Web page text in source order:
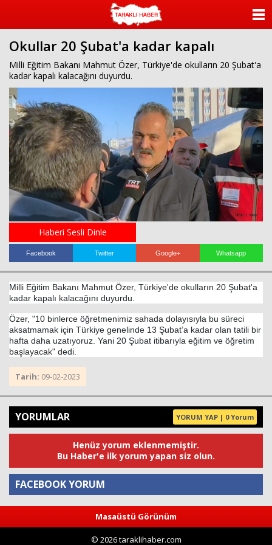
Okullar 20 Şubat'a kadar kapalı
Milli Eğitim Bakanı Mahmut Özer, Türkiye'de okulların 20 Şubat'a
kadar kapalı kalacağını duyurdu.
Haberi Sesli Dinle
Facebook Twitter Google+ Whatsapp
Milli Eğitim Bakanı Mahmut Özer, Türkiye'de okulların 20 Şubat'a
kadar kapalı kalacağını duyurdu.
Özer, "10 binlerce öğretmenimiz sahada dolayısıyla bu süreci
aksatmamak için Türkiye genelinde 13 Şubat’a kadar olan tatili bir
hafta daha uzatıyoruz. Yani 20 Şubat itibarıyla eğitim ve öğretim
başlayacak" dedi.
Tarih: 09-02-2023
YORUMLAR YORUM YAP | 0 Yorum
Henüz yorum eklenmemiştir.
Bu Haber'e ilk yorum yapan siz olun.
FACEBOOK YORUM
Yorum
Masaüstü Görünüm
© 2026 taraklihaber.com
KATEGORİLER
ANKETLER
FOTO GALERİ
VİDEO GALERİ
KÜNYE
İLETİŞİM
Haberin Doğru Adresi.